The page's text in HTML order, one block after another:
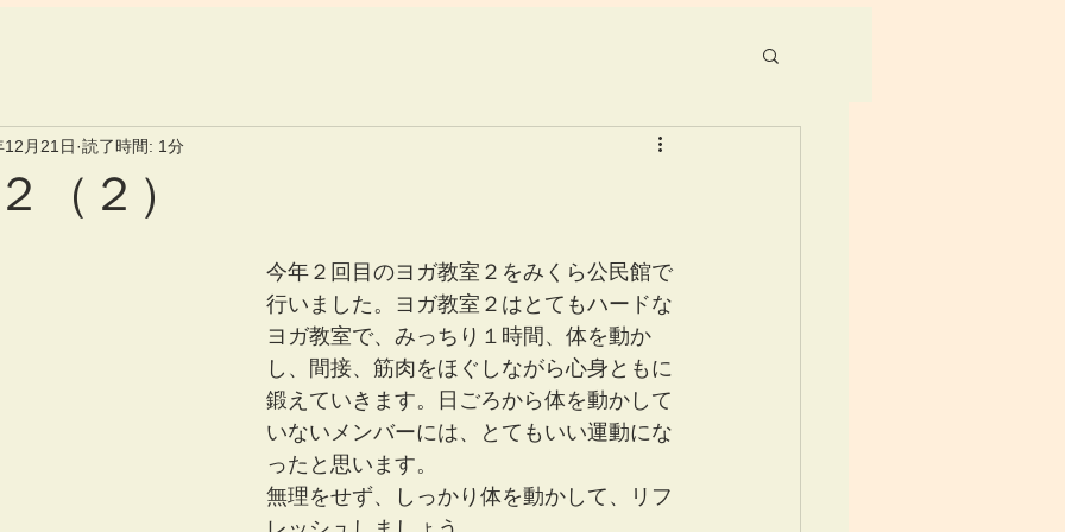
（２）
月21日 読了時間: 1分
今年２回目のヨガ教室２をみくら公民館で
行いました。ヨガ教室２はとてもハードな
ヨガ教室で、みっちり１時間、体を動か
し、間接、筋肉をほぐしながら心身ともに
鍛えていきます。日ごろから体を動かして
いないメンバーには、とてもいい運動にな
ったと思います。
無理をせず、しっかり体を動かして、リフ